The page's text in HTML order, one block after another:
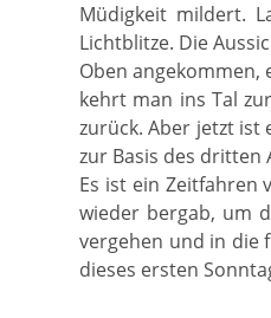
Müdigkeit mildert.
Lichtblitze. Die
Oben angekommen,
kehrt man ins Tal
zurück. Aber jetzt ist
zur Basis des dritten
Es ist ein Zeitfahren
wieder bergab, um
vergehen und in die
dieses ersten